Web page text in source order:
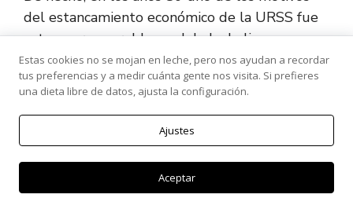
del estancamiento económico de la URSS fue
este enorme problema del alcoholismo.
Un dato: en 1985, la familia soviética promedio
dedicaba a la compra de alcohol entre un 25 y
un 50 % de su presupuesto mensual de
alimentación.
Estas cookies no se mojan en leche, pero nos ayudan a recordar
tus preferencias y a medir cuánta gente nos visita. Si prefieres
una dieta libre de datos, ajusta la configuración.
Ajustes
Aceptar